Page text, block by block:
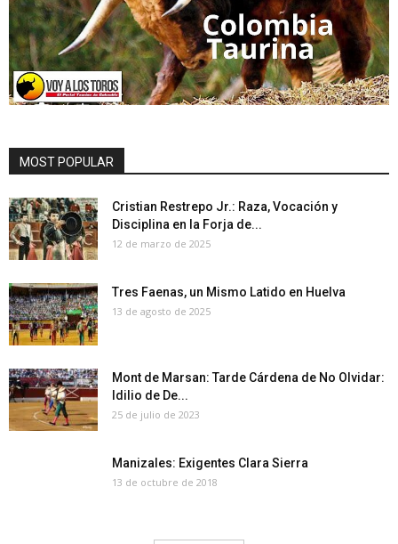
MOST POPULAR
Cristian Restrepo Jr.: Raza, Vocación y
Disciplina en la Forja de...
12 de marzo de 2025
Tres Faenas, un Mismo Latido en Huelva
13 de agosto de 2025
Mont de Marsan: Tarde Cárdena de No Olvidar:
Idilio de De...
25 de julio de 2023
Manizales: Exigentes Clara Sierra
13 de octubre de 2018